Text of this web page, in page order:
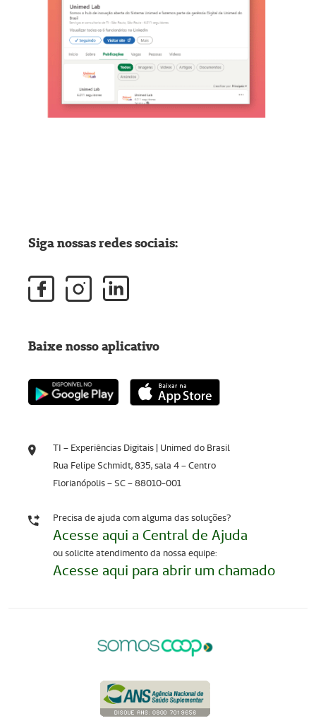
TI – Experiências Digitais | Unimed do Brasil
Rua Felipe Schmidt, 835, sala 4 – Centro
Florianópolis – SC – 88010-001
Precisa de ajuda com alguma das soluções?
Acesse aqui a Central de Ajuda
ou solicite atendimento da nossa equipe:
Acesse aqui para abrir um chamado
Siga nossas redes sociais:
Baixe nosso aplicativo